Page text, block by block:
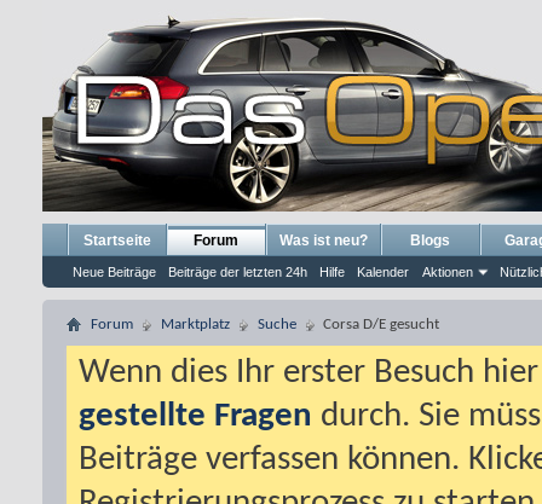
Startseite Forum
Neue Beiträge Beiträge der letzten 24h Hilfe Kalender Aktionen
Was ist neu? Blogs
Forum Marktplatz Suche Corsa D/E gesucht
Wenn dies Ihr erster Besuch
gestellte Fragen durch. Sie
Beiträge verfassen können.